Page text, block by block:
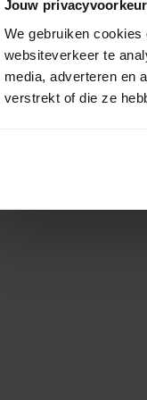
Jouw
We gebruiken
websiteverkeer te
media, adverteren en
verstrekt of die ze